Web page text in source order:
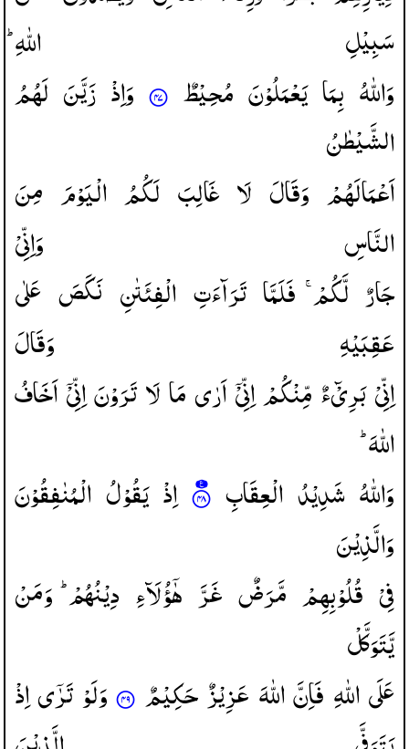
سَبِیْلِ
اللّٰهِ ؕ
وَاللّٰهُ بِمَا یَعْمَلُوْنَ مُحِیْطٌ وَاِذْ زَیَّنَ لَهُمُ
الشَّیْطٰنُ
اَعْمَالَهُمْ وَقَالَ لَا غَالِبَ لَكُمُ الْیَوْمَ مِنَ
النَّاسِ
وَاِنِّیْ
جَارٌ لَّكُمْ ۚ فَلَمَّا تَرَآءَتِ الْفِئَتٰنِ نَكَصَ عَلٰی
عَقِبَیْهِ
وَقَالَ
اِنِّیْبَرِیْٓءٌمِّنْكُمْاِنِّیْۤاَرٰیمَالَاتَرَوْنَاِنِّیْۤاَخَافُ
اللّٰهَ ؕ
وَاللّٰهُ شَدِیْدُ الْعِقَابِ اِذْ یَقُوْلُ الْمُنٰفِقُوْنَ
وَالَّذِیْنَ
فِیْ قُلُوْبِهِمْ مَّرَضٌ غَرَّ هٰۤؤُلَآءِ دِیْنُهُمْ ؕ وَمَنْ
یَّتَوَكَّلْ
عَلَیاللّٰهِفَاِنَّاللّٰهَعَزِیْزٌحَكِیْمٌ وَلَوْتَرٰۤیاِذْ